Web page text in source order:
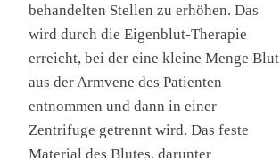
behandelten Stellen zu erhöhen. Das
wird durch die Eigenblut-Therapie
erreicht, bei der eine kleine Menge Blut
aus der Armvene des Patienten
entnommen und dann in einer
Zentrifuge getrennt wird. Das feste
Material des Blutes, darunter